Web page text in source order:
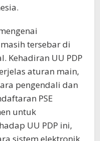
tersebar di
Kehadiran UU PDP
aturan main,
pengendali dan
PSE
untuk
UU PDP ini,
sistem elektronik